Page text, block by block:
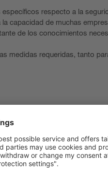
respecto a la
capacidad de muchas
de los conocimientos
medidas requeridas, tanto
Operador